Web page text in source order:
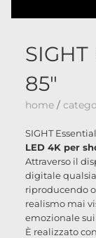
SIGHT
85"
home /
SIGHT
LED 4K per
Attraverso il
digitale
riproducendo
realismo mai
emozionale
È realizzato con